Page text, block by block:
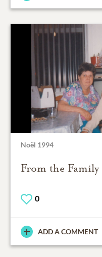
Noël 1994
From the Family
0
ADD A COMMENT